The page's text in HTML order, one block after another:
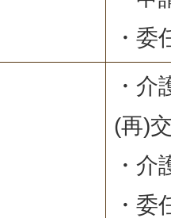
・委
・
(再)
・
・委